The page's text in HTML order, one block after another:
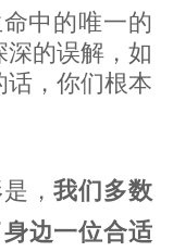
中的唯一的
的误解，如
，你们根本
，我们多数
边一位合适